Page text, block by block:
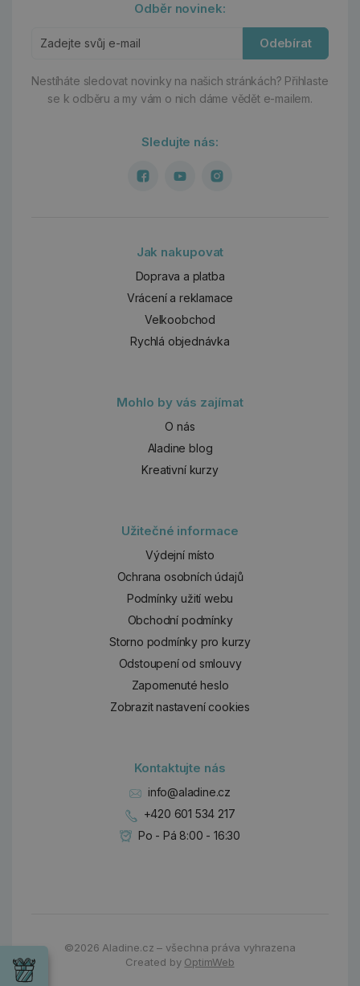
Odběr novinek:
Odebírat
Nestíháte sledovat novinky na našich stránkách? Přihlaste
se k odběru a my vám o nich dáme vědět e-mailem.
Sledujte nás:
Jak nakupovat
Doprava a platba
Vrácení a reklamace
Velkoobchod
Rychlá objednávka
Mohlo by vás zajímat
O nás
Aladine blog
Kreativní kurzy
Užitečné informace
Výdejní místo
Ochrana osobních údajů
Podmínky užití webu
Obchodní podmínky
Storno podmínky pro kurzy
Odstoupení od smlouvy
Zapomenuté heslo
Zobrazit nastavení cookies
Kontaktujte nás
info@aladine.cz
+420 601 534 217
Po - Pá 8:00 - 16:30
©2026Aladine.cz – všechna práva vyhrazena
Created by OptimWeb
Wrendale
Chci si vybrat